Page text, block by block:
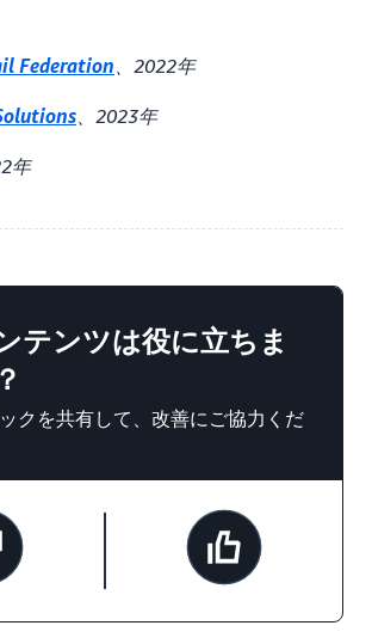
Federation、2022年
、2023年
年
テンツは役に立ちま
クを共有して、改善にご協力くだ